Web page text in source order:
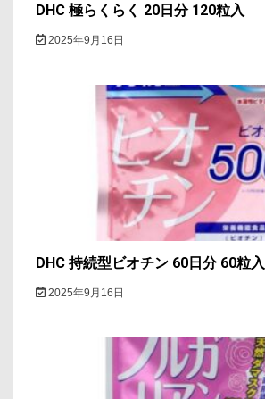
DHC 極らくらく 20日分 120粒入
2025年9月16日
DHC 持続型ビオチン 60日分 60粒入
2025年9月16日